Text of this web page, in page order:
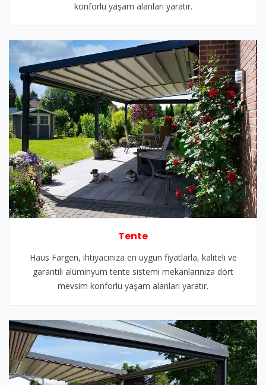
konforlu yaşam alanları yaratır.
Tente
Haus Fargen, ihtiyacınıza en uygun fiyatlarla, kaliteli ve
garantili alüminyum tente sistemi mekanlarınıza dört
mevsim konforlu yaşam alanları yaratır.